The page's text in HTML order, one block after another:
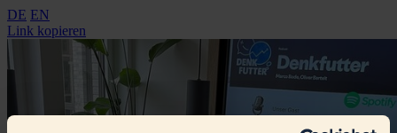
DE EN
Link kopieren